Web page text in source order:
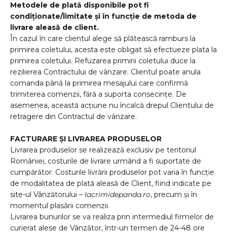
Metodele de plată disponibile pot fi
condiționate/limitate și în funcție de metoda de
livrare aleasă de client.
În cazul în care clientul alege să plătească ramburs la
primirea coletului, acesta este obligat să efectueze plata la
primirea coletului. Refuzarea primirii coletului duce la
rezilierea Contractului de vânzare. Clientul poate anula
comanda până la primirea mesajului care confirmă
trimiterea comenzii, fără a suporta consecințe. De
asemenea, această acțiune nu încalcă drepul Clientului de
retragere din Contractul de vânzare.
FACTURARE ȘI LIVRAREA PRODUSELOR
Livrarea produselor se realizează exclusiv pe teritoriul
României, costurile de livrare urmând a fi suportate de
cumpărător. Costurile livrării produselor pot varia în funcție
de modalitatea de plată aleasă de Client, fiind indicate pe
site-ul Vânzătorului – lacrimidepanda.ro, precum și în
momentul plasării comenzii.
Livrarea bunurilor se va realiza prin intermediul firmelor de
curierat alese de Vânzător, într-un termen de 24-48 ore